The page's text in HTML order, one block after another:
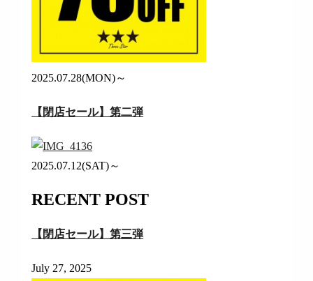
2025.07.28(MON)～
【閉店セール】第二弾
2025.07.12(SAT)～
RECENT POST
【閉店セール】第三弾
July 27, 2025